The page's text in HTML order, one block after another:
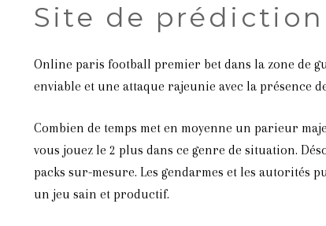
Site de prédiction
Online paris football premier bet dans la zone de
enviable et une attaque rajeunie avec la présence
Combien de temps met en moyenne un parieur
vous jouez le 2 plus dans ce genre de situation.
packs sur-mesure. Les gendarmes et les autorités
un jeu sain et productif.